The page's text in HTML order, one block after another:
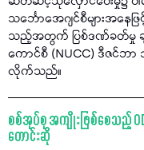
သင်္ဘောအေဂျင်စီများအနေဖ
သည့်အတွက် ပြစ်ဒဏ်ခတ်မှု ခ
ကောင်စီ (NUCC) ဒီဇင်
လိုက်သည်။
စစ်အုပ်စု အကျိုးဖြစ်စေသည့်
တောင်းဆို